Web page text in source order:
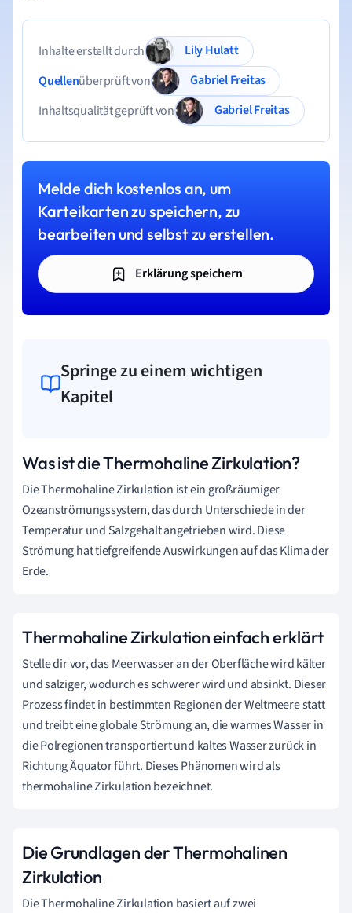
Inhalte erstellt durch
Lily Hulatt
Quellenüberprüft von
Gabriel Freitas
Inhaltsqualität geprüft von
Gabriel Freitas
Melde dich kostenlos an, um
Karteikarten zu speichern, zu
bearbeiten und selbst zu erstellen.
Erklärung speichern
Springe zu einem wichtigen
Kapitel
Was ist die Thermohaline Zirkulation?
Die Thermohaline Zirkulation ist ein großräumiger
Ozeanströmungssystem, das durch Unterschiede in der
Temperatur und Salzgehalt angetrieben wird. Diese
Strömung hat tiefgreifende Auswirkungen auf das Klima der
Erde.
Thermohaline Zirkulation einfach erklärt
Stelle dir vor, das Meerwasser an der Oberfläche wird kälter
und salziger, wodurch es schwerer wird und absinkt. Dieser
Prozess findet in bestimmten Regionen der Weltmeere statt
und treibt eine globale Strömung an, die warmes Wasser in
die Polregionen transportiert und kaltes Wasser zurück in
Richtung Äquator führt. Dieses Phänomen wird als
thermohaline Zirkulation bezeichnet.
Die Grundlagen der Thermohalinen
Zirkulation
Die Thermohaline Zirkulation basiert auf zwei